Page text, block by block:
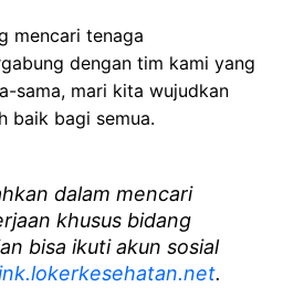
mencari tenaga
dengan tim kami yang
sama, mari kita wujudkan
baik bagi semua.
dalam mencari
khusus bidang
bisa ikuti akun sosial
.